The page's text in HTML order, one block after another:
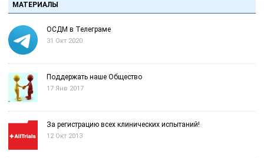
МАТЕРИАЛЫ
ОСДМ в Телеграме
31 Окт 2020
Поддержать наше Общество
17 Янв 2017
За регистрацию всех клинических испытаний!
12 Окт 2013